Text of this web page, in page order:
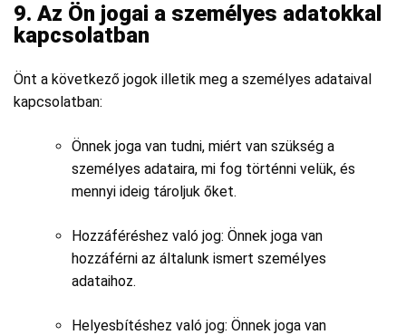
9. Az Ön jogai a személyes adatokkal
kapcsolatban
Önt a következő jogok illetik meg a személyes adataival
kapcsolatban:
Önnek joga van tudni, miért van szükség a
személyes adataira, mi fog történni velük, és
mennyi ideig tároljuk őket.
Hozzáféréshez való jog: Önnek joga van
hozzáférni az általunk ismert személyes
adataihoz.
Helyesbítéshez való jog: Önnek joga van